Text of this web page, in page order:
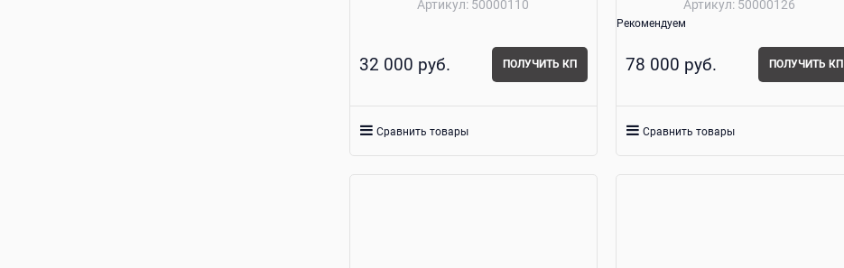
Артикул: 50000110
32 000 руб. ПОЛУЧИТЬ КП
Сравнить товары
Артикул: 50000126
Рекомендуем
78 000 руб. ПОЛУЧИТЬ КП
Сравнить товары